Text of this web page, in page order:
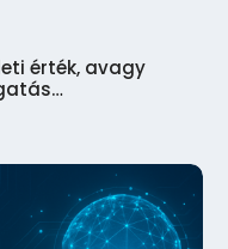
érték, avagy